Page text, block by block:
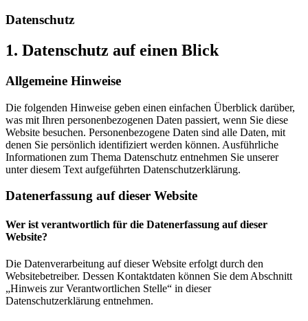
Datenschutz
1. Datenschutz auf einen Blick
Allgemeine Hinweise
Die folgenden Hinweise geben einen einfachen Überblick darüber,
was mit Ihren personenbezogenen Daten passiert, wenn Sie diese
Website besuchen. Personenbezogene Daten sind alle Daten, mit
denen Sie persönlich identifiziert werden können. Ausführliche
Informationen zum Thema Datenschutz entnehmen Sie unserer
unter diesem Text aufgeführten Datenschutzerklärung.
Datenerfassung auf dieser Website
Wer ist verantwortlich für die Datenerfassung auf dieser
Website?
Die Datenverarbeitung auf dieser Website erfolgt durch den
Websitebetreiber. Dessen Kontaktdaten können Sie dem Abschnitt
„Hinweis zur Verantwortlichen Stelle“ in dieser
Datenschutzerklärung entnehmen.